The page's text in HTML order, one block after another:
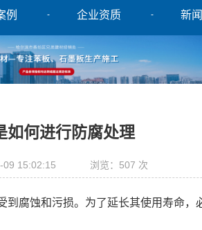
例 企业资质 新
如何进行防腐处理
09 15:02:15 浏览：507 次
蚀和污损。为了延长其使用寿命，